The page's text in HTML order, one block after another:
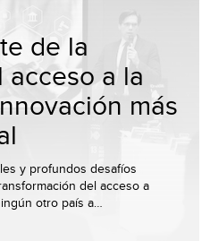
de la
acceso a la
más
y profundos desafíos
del acceso a
otro país a…